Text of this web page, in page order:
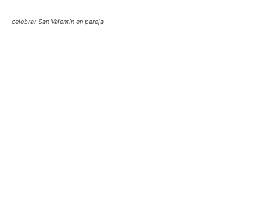
celebrar San Valentín en pareja